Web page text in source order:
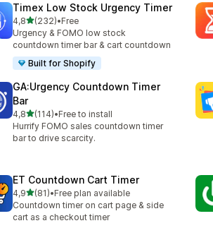
Timex Low Stock Urgency Timer
4,8z 5 hvězd
(232)
Celkový počet recenzí: 232
•Free
Urgency & FOMO low stock
countdown timer bar & cart countdown
Built for Shopify
GA:Urgency Countdown Timer
Bar
4,8z 5 hvězd
(114)
Celkový počet recenzí: 114
•Free to install
Hurrify FOMO sales countdown timer
bar to drive scarcity.
ET Countdown Cart Timer
4,9z 5 hvězd
(81)
Celkový počet recenzí: 81
•Free plan available
Countdown timer on cart page & side
cart as a checkout timer